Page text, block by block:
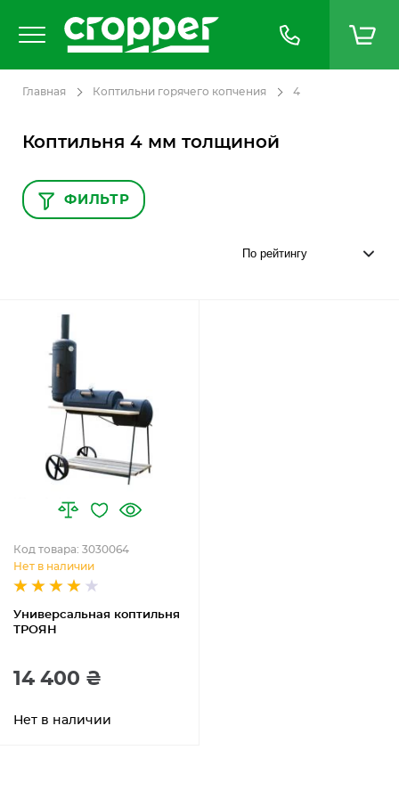
Главная Коптильни горячего копчения 4
Коптильня 4 мм толщиной
Универсальная коптильня
ТРОЯН
Код товара: 3030064
Нет в наличии
14 400 ₴
Нет в наличии
ФИЛЬТР